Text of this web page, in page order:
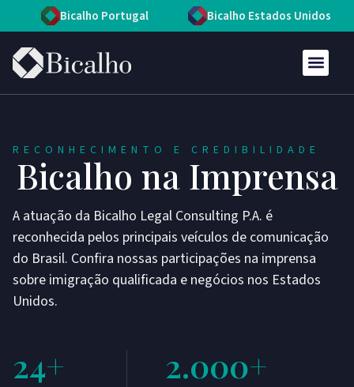
Bicalho Portugal Bicalho Estados Unidos
RECONHECIMENTO E CREDIBILIDADE
Bicalho na Imprensa
A atuação da Bicalho Legal Consulting P.A. é
reconhecida pelos principais veículos de comunicação
do Brasil. Confira nossas participações na imprensa
sobre imigração qualificada e negócios nos Estados
Unidos.
24+ 2.000+